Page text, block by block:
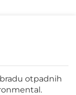
otpadnih